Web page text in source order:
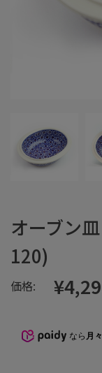
オーブン
120)
価格:
なら 月